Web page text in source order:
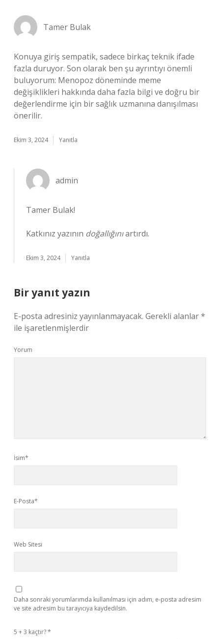
Tamer Bulak
Konuya giriş sempatik, sadece birkaç teknik ifade
fazla duruyor. Son olarak ben şu ayrıntıyı önemli
buluyorum: Menopoz döneminde meme
değişiklikleri hakkında daha fazla bilgi ve doğru bir
değerlendirme için bir sağlık uzmanına danışılması
önerilir.
Ekim 3, 2024 Yanıtla
admin
Tamer Bulak!
Katkınız yazının doğallığınıartırdı.
Ekim 3, 2024 Yanıtla
Bir yanıt yazın
E-posta adresiniz yayınlanmayacak. Gerekli alanlar*
ile işaretlenmişlerdir
Yorum
İsim*
E-Posta*
Web Sitesi
Daha sonraki yorumlarımda kullanılması için adım, e-posta adresim
ve site adresim bu tarayıcıya kaydedilsin.
5 + 3 kaçtır?*